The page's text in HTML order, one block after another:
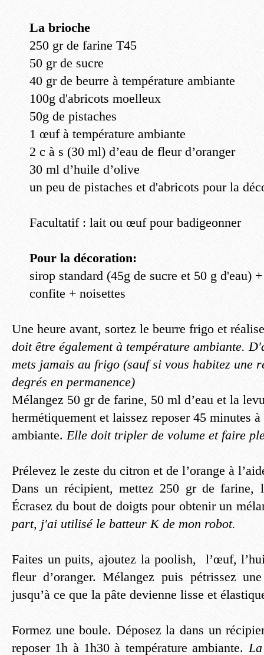
La brioche
250 gr de farine T45
50 gr de sucre
40 gr de beurre à température ambiante
100g d'abricots moelleux
50g de pistaches
1 œuf à température ambiante
2 c à s (30 ml) d’eau de fleur d’oranger
30 ml d’huile d’olive
un peu de pistaches et d'abricots pour la
Facultatif : lait ou œuf pour badigeonner
Pour la décoration:
sirop standard (45g de sucre et 50 g d'eau)
confite + noisettes
Une heure avant, sortez le beurre frigo et
doit être également à température ambiante.
mets jamais au frigo (sauf si vous habitez une
degrés en permanence)
Mélangez 50 gr de farine, 50 ml d’eau et la
hermétiquement et laissez reposer 45 minutes
ambiante.Elle doit tripler de volume et faire
Prélevez le zeste du citron et de l’orange à
Dans un récipient, mettez 250 gr de farine,
Écrasez du bout de doigts pour obtenir un
part, j'ai utilisé le batteur K de mon robot.
Faites un puits, ajoutez la poolish, l’œuf,
fleur d’oranger. Mélangez puis pétrissez
jusqu’à ce que la pâte devienne lisse et
Formez une boule. Déposez la dans un
reposer 1h à 1h30 à température ambiante.